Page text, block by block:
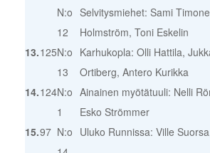
N:o
12
Selvitysmiehet: Sami
Holmström, Toni Eskelin
13.125N:o
13
Karhukopla: Olli Hattila,
Ortiberg, Antero Kurikka
14.124N:o
1
Ainainen myötätuuli: Nelli
Esko Strömmer
15.97 N:o Uluko Runnissa: Ville